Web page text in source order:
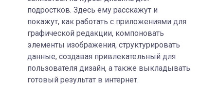
подростков. Здесь ему расскажут и
покажут, как работать с приложениями для
графической редакции, компоновать
элементы изображения, структурировать
данные, создавая привлекательный для
пользователя дизайн, а также выкладывать
готовый результат в интернет.